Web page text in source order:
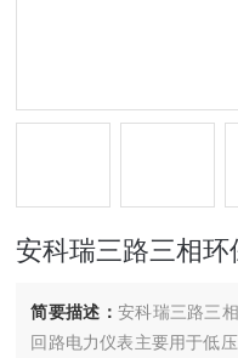
安科瑞三路三相环
简要描述： 安科瑞三路三
回路电力仪表主要用于低